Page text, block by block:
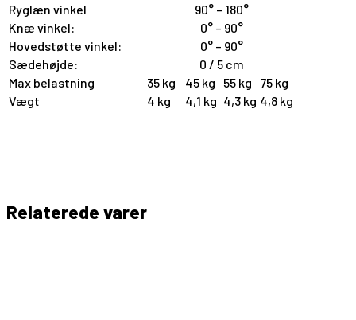
Ryglæn vinkel
90° – 180°
Knæ vinkel:
0° – 90°
Hovedstøtte vinkel:
0° – 90°
Sædehøjde:
0 / 5 cm
Max belastning
35 kg 45 kg 55 kg
75 kg
Vægt
4 kg 4,1 kg 4,3 kg 4,8 kg
Relaterede varer